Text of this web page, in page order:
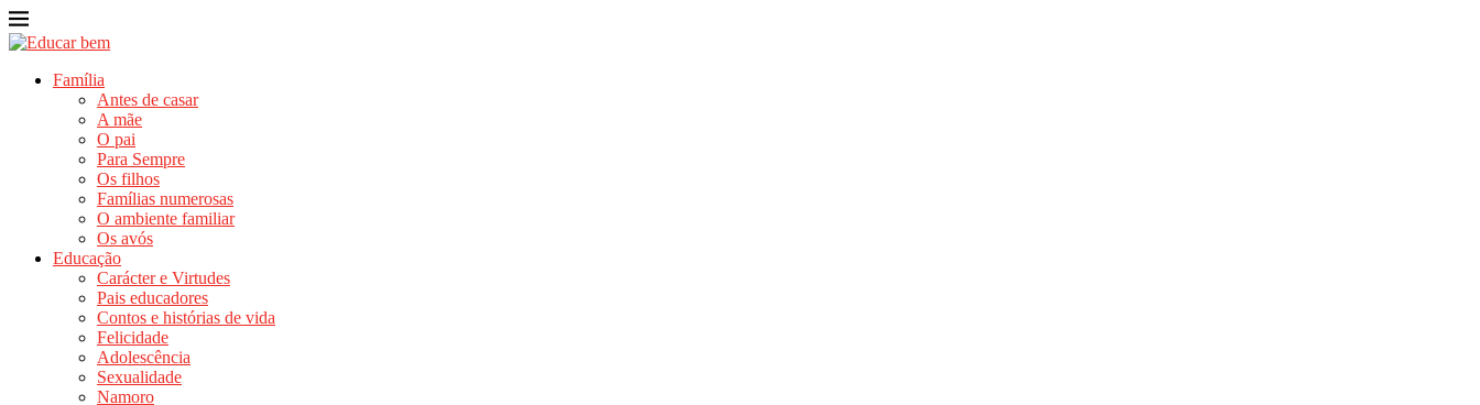
Família
Antes de casar
A mãe
O pai
Para Sempre
Os filhos
Famílias numerosas
O ambiente familiar
Os avós
Educação
Carácter e Virtudes
Pais educadores
Contos e histórias de vida
Felicidade
Adolescência
Sexualidade
Namoro